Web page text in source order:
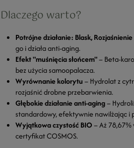
Dlaczego warto?
Potrójne działanie: Blask,
go i działa anti-aging.
Efekt "muśnięcia słońcem"– Beta-
bez użycia samoopalacza.
Wyrównanie kolorytu– Hydrolat z
rozjaśnić drobne przebarwienia.
Głębokie działanie anti-aging–
standardowy, efektywnie nawilżając i
Wyjątkowa czystość BIO– Aż
certyfikat COSMOS.